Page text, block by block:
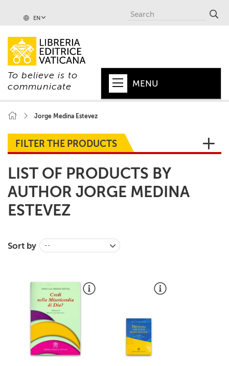
EN
To believe is to
communicate
MENU
POPE
+
VATICAN
CHURCH
WORLD
MAGAZINES
AUTORI VARI
Jorge Medina Estevez
FILTER THE PRODUCTS
LIST OF PRODUCTS BY
AUTHOR JORGE MEDINA
ESTEVEZ
Sort by --